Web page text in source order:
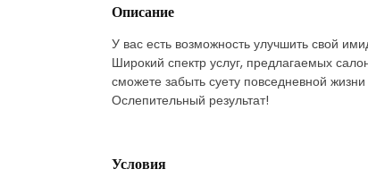
Описание
У вас есть возможность улучшить свой
Широкий спектр услуг, предлагаемых
сможете забыть суету повседневной
Ослепительный результат!
Условия